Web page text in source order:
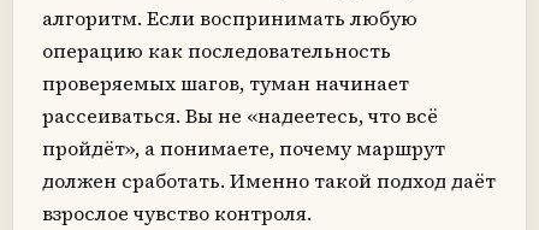
алгоритм. Если воспринимать любую
операцию как последовательность
проверяемых шагов, туман начинает
рассеиваться. Вы не «надеетесь, что всё
пройдёт», а понимаете, почему маршрут
должен сработать. Именно такой подход даёт
взрослое чувство контроля.